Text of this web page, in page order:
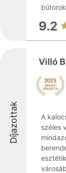
9.2
Díjazottak
Villó
A
széles